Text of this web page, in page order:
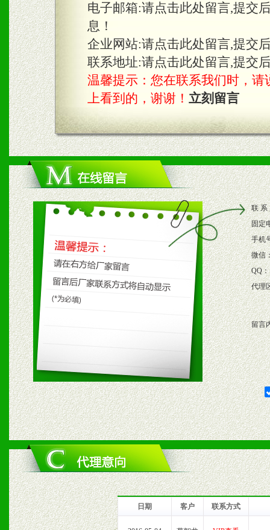
2、不定期在各大知名网站
知名度和影响力。
3、根据地方实际情况提供
具。
四、市场操作及支持
1、根据区域市场协助制定
2、根据具体情况公司给予
3、根据市场需要，派驻区
保产品顺利销售。
4、根据市场情况公司给予
购支持。
五、退换货制度
1、给予前期市场操作一定
2、对于临期，滞销品给予
六、服务优势
1、完善的信息服务咨询中
我们将及时回复您的疑问。
电子邮箱:请点击此处留言,提交
息！
企业网站:请点击此处留言,提交
联系地址:请点击此处留言,提交
温馨提示：您在联系我们时，请
上看到的，谢谢！ 立刻留言
联 系
固定
手机
微信
QQ：
代理
留言
日期 客户 联系方式